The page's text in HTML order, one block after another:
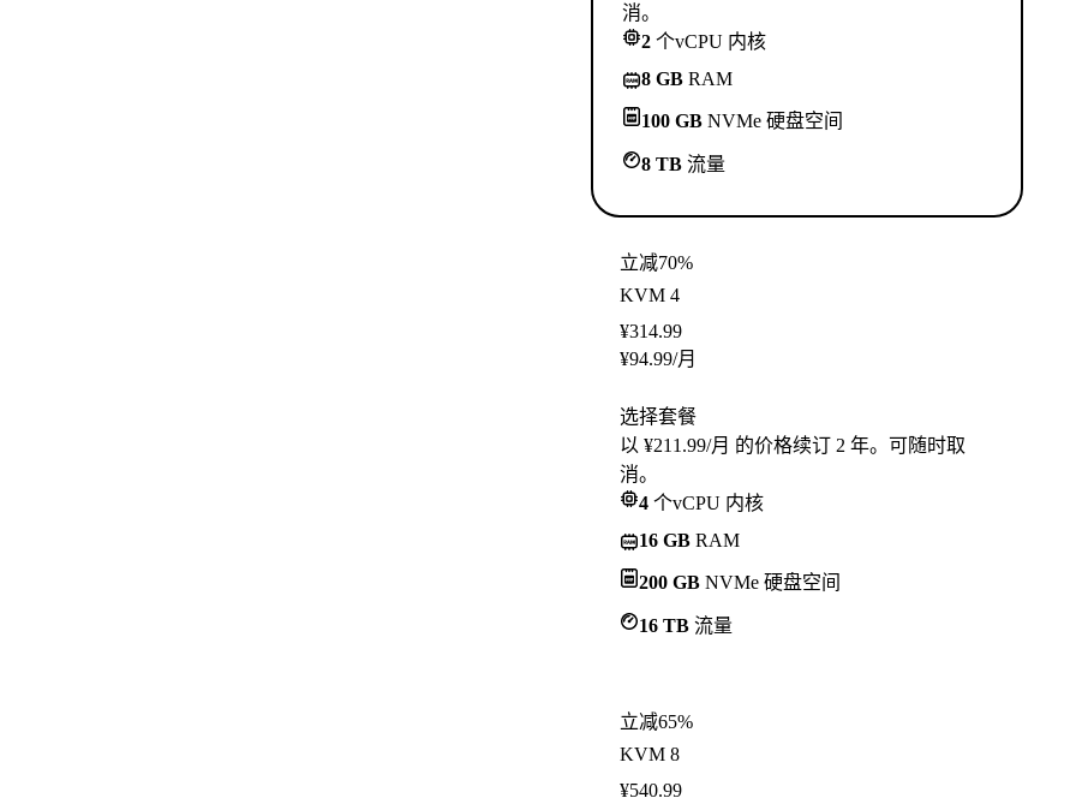
消。
2 个vCPU 内核
8 GB RAM
100 GB NVMe 硬盘空间
8 TB 流量
立减70%
KVM 4
¥314.99
¥94.99/月
选择套餐
以 ¥211.99/月 的价格续订 2 年。可随时取
消。
4 个vCPU 内核
16 GB RAM
200 GB NVMe 硬盘空间
16 TB 流量
立减65%
KVM 8
¥540.99